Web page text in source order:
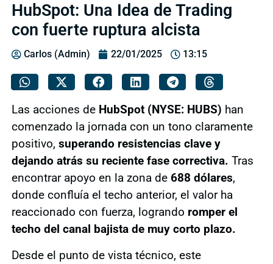
HubSpot: Una Idea de Trading
con fuerte ruptura alcista
Carlos (Admin) 22/01/2025 13:15
Las acciones de HubSpot (NYSE: HUBS) han
comenzado la jornada con un tono claramente
positivo, superando resistencias clave y
dejando atrás su reciente fase correctiva. Tras
encontrar apoyo en la zona de 688 dólares,
donde confluía el techo anterior, el valor ha
reaccionado con fuerza, logrando romper el
techo del canal bajista de muy corto plazo.
Desde el punto de vista técnico, este